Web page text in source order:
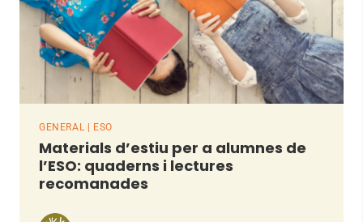
GENERAL | ESO
Materials d’estiu per a alumnes de
l’ESO: quaderns i lectures
recomanades